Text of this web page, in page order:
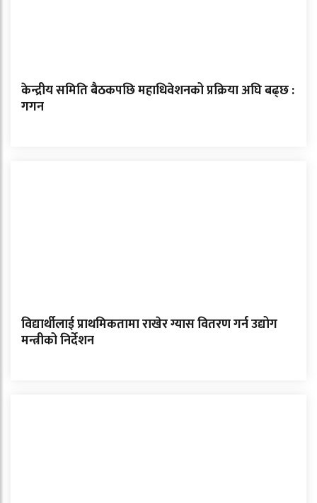
केन्द्रीय समिति बैठकपछि महाधिवेशनको प्रक्रिया अघि बढ्छ :
गगन
विद्यार्थीलाई प्राथमिकतामा राखेर ग्यास वितरण गर्न उद्योग
मन्त्रीको निर्देशन